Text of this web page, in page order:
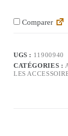
Comparer
UGS : 11900940
CATÉGORIES :
LES